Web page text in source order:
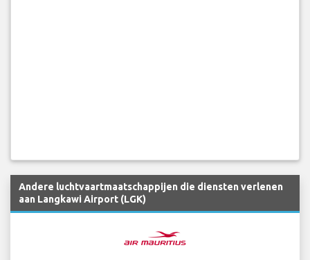
Andere luchtvaartmaatschappijen die diensten verlenen
aan Langkawi Airport (LGK)